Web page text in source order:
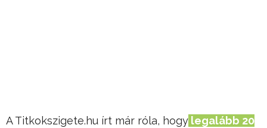
A Titkokszigete.hu írt már róla, hogy legalább 20